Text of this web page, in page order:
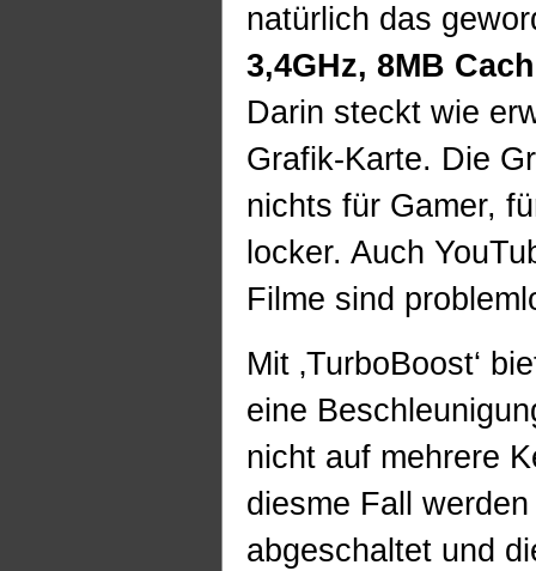
natürlich das
3,4GHz, 8MB
Darin steckt wie
Grafik-Karte. Die
nichts für Gamer,
locker. Auch
Filme sind
Mit ‚TurboBoost‘
eine
nicht auf mehrere
diesme Fall
abgeschaltet und